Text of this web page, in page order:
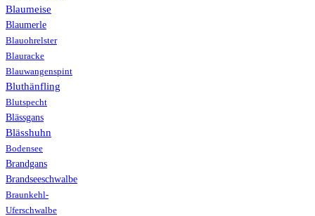
Blaumeise
Blaumerle
Blauohrelster
Blauracke
Blauwangenspint
Bluthänfling
Blutspecht
Blässgans
Blässhuhn
Bodensee
Brandgans
Brandseeschwalbe
Braunkehl-
Uferschwalbe